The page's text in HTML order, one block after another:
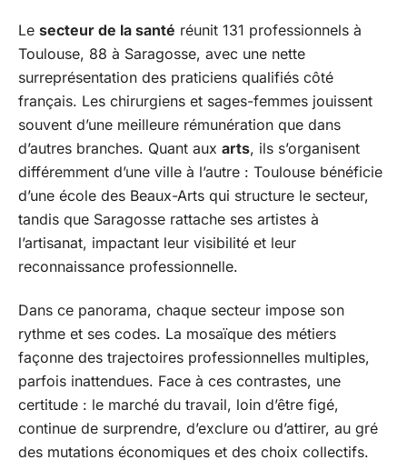
Le secteur de la santé réunit 131 professionnels à
Toulouse, 88 à Saragosse, avec une nette
surreprésentation des praticiens qualifiés côté
français. Les chirurgiens et sages-femmes jouissent
souvent d’une meilleure rémunération que dans
d’autres branches. Quant aux arts, ils s’organisent
différemment d’une ville à l’autre : Toulouse bénéficie
d’une école des Beaux-Arts qui structure le secteur,
tandis que Saragosse rattache ses artistes à
l’artisanat, impactant leur visibilité et leur
reconnaissance professionnelle.
Dans ce panorama, chaque secteur impose son
rythme et ses codes. La mosaïque des métiers
façonne des trajectoires professionnelles multiples,
parfois inattendues. Face à ces contrastes, une
certitude : le marché du travail, loin d’être figé,
continue de surprendre, d’exclure ou d’attirer, au gré
des mutations économiques et des choix collectifs.